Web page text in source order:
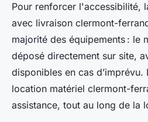
Pour renforcer l'accessibilité,
avec livraison clermont-
majorité des équipements : le
déposé directement sur site,
disponibles en cas d’imprévu.
location matériel clermont-
assistance, tout au long de la